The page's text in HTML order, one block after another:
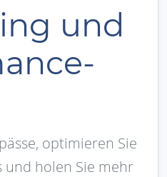
und
optimieren Sie
und holen Sie mehr